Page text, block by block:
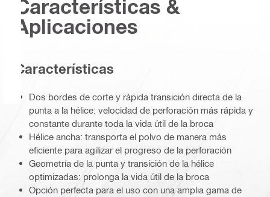
Características &
Aplicaciones
Características
Dos bordes de corte y rápida transición directa de la
punta a la hélice: velocidad de perforación más rápida y
constante durante toda la vida útil de la broca
Hélice ancha: transporta el polvo de manera más
eficiente para agilizar el progreso de la perforación
Geometría de la punta y transición de la hélice
optimizadas: prolonga la vida útil de la broca
Opción perfecta para el uso con una amplia gama de